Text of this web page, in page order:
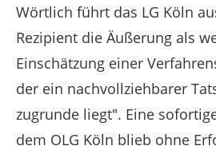
Wörtlich führt das LG Köln
Rezipient die Äußerung als
Einschätzung einer
der ein nachvollziehbarer
zugrunde liegt". Eine
dem OLG Köln blieb ohne